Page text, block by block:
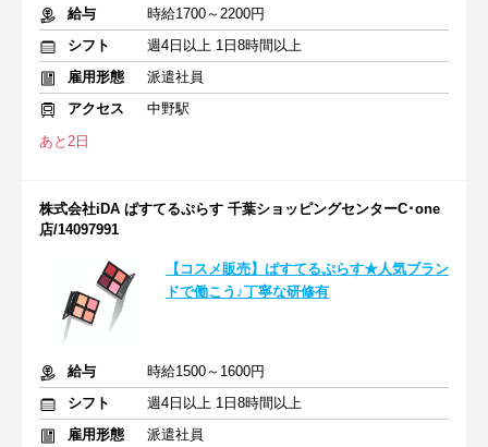
給与
時給1700～2200円
シフト
週4日以上 1日8時間以上
雇用形態
派遣社員
アクセス
中野駅
あと2日
株式会社iDA ぱすてるぷらす 千葉ショッピングセンターC･one
店/14097991
【コスメ販売】ぱすてるぷらす★人気ブラン
ドで働こう♪丁寧な研修有
給与
時給1500～1600円
シフト
週4日以上 1日8時間以上
雇用形態
派遣社員